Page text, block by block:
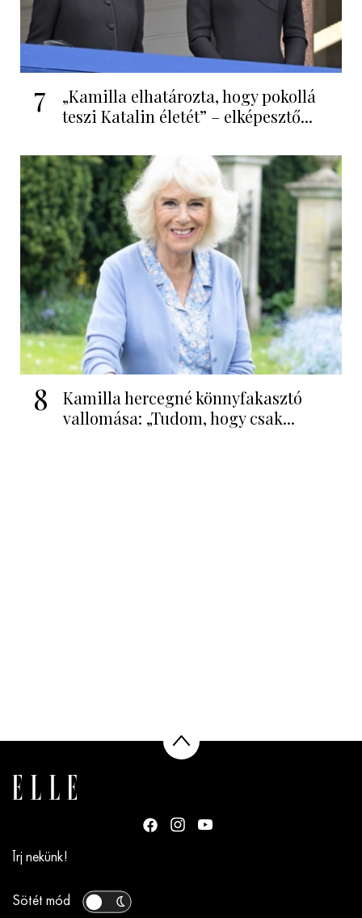
7
„Kamilla elhatározta, hogy pokollá
teszi Katalin életét” – elképesztő...
8
Kamilla hercegné könnyfakasztó
vallomása: „Tudom, hogy csak...
Írj nekünk!
Sötét mód